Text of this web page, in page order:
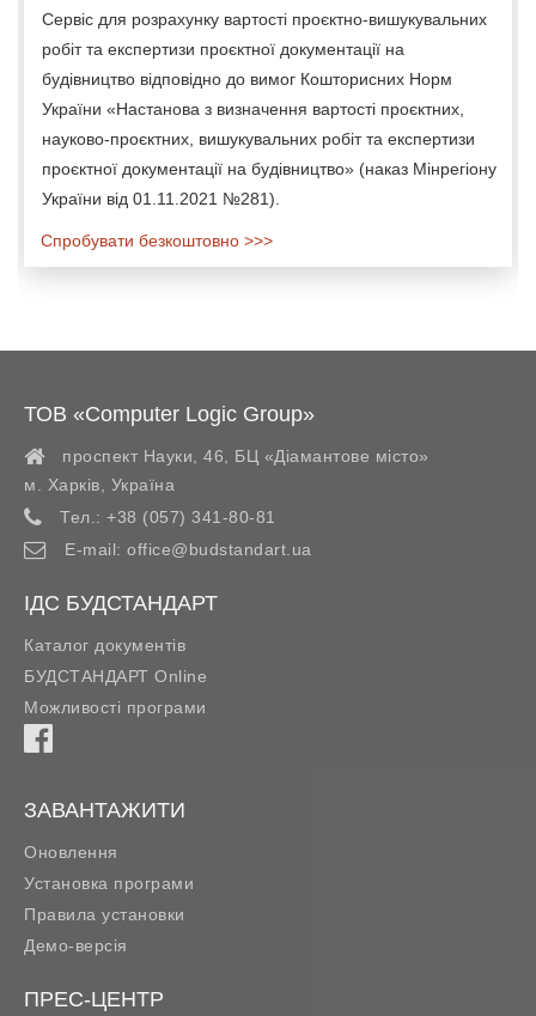
Сервіс для розрахунку вартості проєктно-вишукувальних
робіт та експертизи проєктної документації на
будівництво відповідно до вимог Кошторисних Норм
України «Настанова з визначення вартості проєктних,
науково-проєктних, вишукувальних робіт та експертизи
проєктної документації на будівництво» (наказ Мінрегіону
України від 01.11.2021 №281).
Спробувати безкоштовно >>>
ТОВ «Computer Logic Group»
проспект Науки, 46, БЦ «Діамантове місто»
м. Харків
Україна
Тел.: +38 (057) 341-80-81
E-mail: office@budstandart.ua
ІДС БУДСТАНДАРТ
Каталог документів
БУДСТАНДАРТ Online
Можливості програми
ЗАВАНТАЖИТИ
Оновлення
Установка програми
Правила установки
Демо-версія
ПРЕС-ЦЕНТР